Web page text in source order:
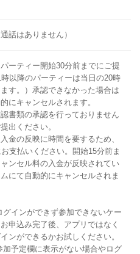
話はありません）
ーティー開始30分前までにご提
以降のパーティーは当日の20時
す。）承認できなかった場合は
にキャンセルされます。
書類の承認を行っておりません
出ください。
金の反映に時間を要するため、
支払いください。開始15分前ま
ンセル料の入金が反映されてい
にて自動的にキャンセルされま
グインができず参加できないケー
申込み完了後、アプリではなく
ンができるかお試しください。
加予定欄に表示がない場合やログ